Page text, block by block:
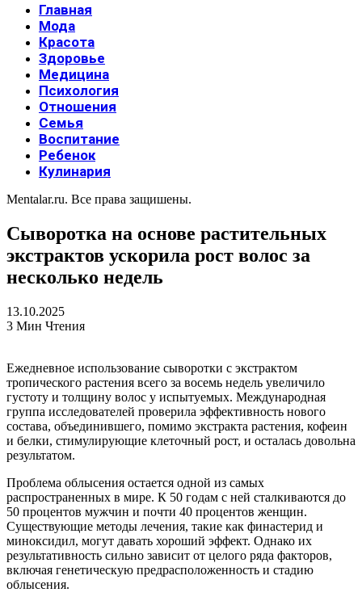
Главная
Мода
Красота
Здоровье
Медицина
Психология
Отношения
Семья
Воспитание
Ребенок
Кулинария
Mentalar.ru. Все права защишены.
Сыворотка на основе растительных
экстрактов ускорила рост волос за
несколько недель
13.10.2025
3 Мин Чтения
Ежедневное использование сыворотки с экстрактом
тропического растения всего за восемь недель увеличило
густоту и толщину волос у испытуемых. Международная
группа исследователей проверила эффективность нового
состава, объединившего, помимо экстракта растения, кофеин
и белки, стимулирующие клеточный рост, и осталась довольна
результатом.
Проблема облысения остается одной из самых
распространенных в мире. К 50 годам с ней сталкиваются до
50 процентов мужчин и почти 40 процентов женщин.
Существующие методы лечения, такие как финастерид и
миноксидил, могут давать хороший эффект. Однако их
результативность сильно зависит от целого ряда факторов,
включая генетическую предрасположенность и стадию
облысения.